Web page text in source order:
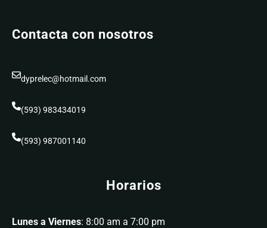
Contacta con nosotros
dyprelec@hotmail.com
(593) 983434019
(593) 987001140
Horarios
Lunes a Viernes: 8:00 am a 7:00 pm